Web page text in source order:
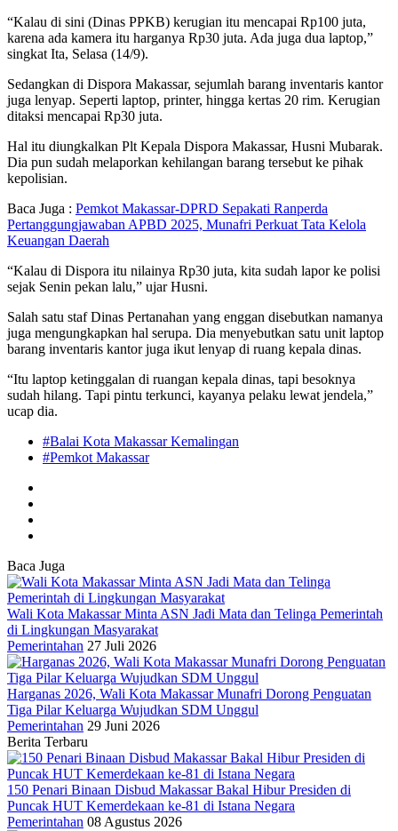
“Kalau di sini (Dinas PPKB) kerugian itu mencapai Rp100 juta,
karena ada kamera itu harganya Rp30 juta. Ada juga dua laptop,”
singkat Ita, Selasa (14/9).
Sedangkan di Dispora Makassar, sejumlah barang inventaris kantor
juga lenyap. Seperti laptop, printer, hingga kertas 20 rim. Kerugian
ditaksi mencapai Rp30 juta.
Hal itu diungkalkan Plt Kepala Dispora Makassar, Husni Mubarak.
Dia pun sudah melaporkan kehilangan barang tersebut ke pihak
kepolisian.
Baca Juga : Pemkot Makassar-DPRD Sepakati Ranperda
Pertanggungjawaban APBD 2025, Munafri Perkuat Tata Kelola
Keuangan Daerah
“Kalau di Dispora itu nilainya Rp30 juta, kita sudah lapor ke polisi
sejak Senin pekan lalu,” ujar Husni.
Salah satu staf Dinas Pertanahan yang enggan disebutkan namanya
juga mengungkapkan hal serupa. Dia menyebutkan satu unit laptop
barang inventaris kantor juga ikut lenyap di ruang kepala dinas.
“Itu laptop ketinggalan di ruangan kepala dinas, tapi besoknya
sudah hilang. Tapi pintu terkunci, kayanya pelaku lewat jendela,”
ucap dia.
#Balai Kota Makassar Kemalingan
#Pemkot Makassar
Baca Juga
Wali Kota Makassar Minta ASN Jadi Mata dan Telinga Pemerintah
di Lingkungan Masyarakat
Pemerintahan 27 Juli 2026
Harganas 2026, Wali Kota Makassar Munafri Dorong Penguatan
Tiga Pilar Keluarga Wujudkan SDM Unggul
Pemerintahan 29 Juni 2026
Berita Terbaru
150 Penari Binaan Disbud Makassar Bakal Hibur Presiden di
Puncak HUT Kemerdekaan ke-81 di Istana Negara
Pemerintahan 08 Agustus 2026